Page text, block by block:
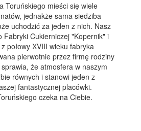
Toruńskiego mieści się wiele
jednakże sama siedziba
uchodzić za jeden z nich. Nasz
Fabryki Cukierniczej "Kopernik" i
połowy XVIII wieku fabryka
pierwotnie przez firmę rodziny
sprawia, że atmosfera w naszym
równych i stanowi jeden z
fantastycznej placówki.
czeka na Ciebie.